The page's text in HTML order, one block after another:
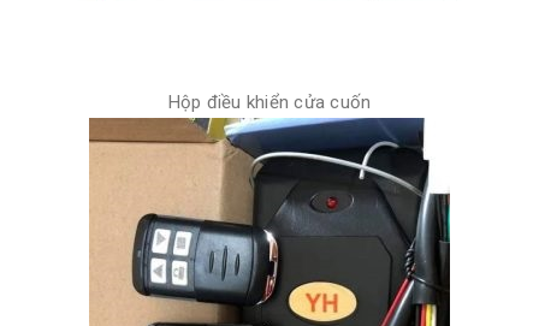
Hộp điều khiển cửa cuốn